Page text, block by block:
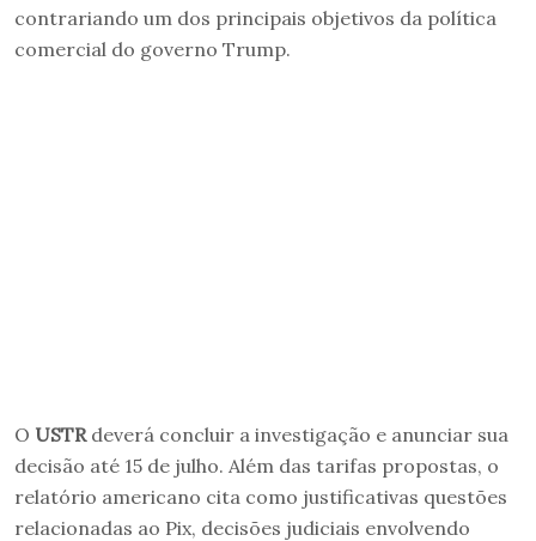
contrariando um dos principais objetivos da política
comercial do governo Trump.
O USTR deverá concluir a investigação e anunciar sua
decisão até 15 de julho. Além das tarifas propostas, o
relatório americano cita como justificativas questões
relacionadas ao Pix, decisões judiciais envolvendo